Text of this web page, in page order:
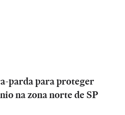
parda para proteger
na zona norte de SP